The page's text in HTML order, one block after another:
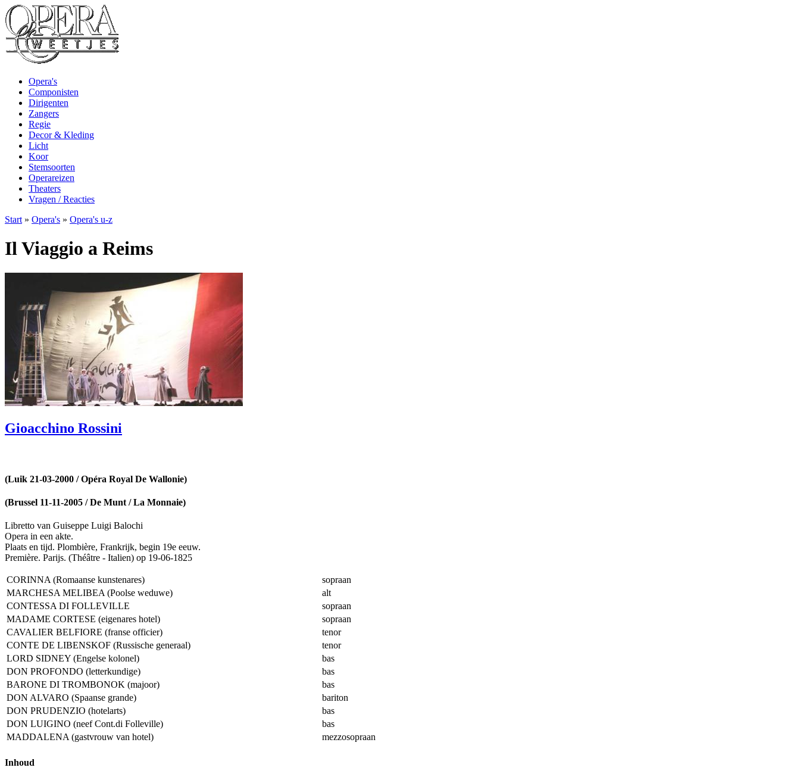
Opera's
Componisten
Dirigenten
Zangers
Regie
Decor & Kleding
Licht
Koor
Stemsoorten
Operareizen
Theaters
Vragen / Reacties
Start » Opera's » Opera's u-z
Il Viaggio a Reims
Gioacchino Rossini
(Luik 21-03-2000 / Opéra Royal De Wallonie)
(Brussel 11-11-2005 / De Munt / La Monnaie)
Libretto van Guiseppe Luigi Balochi
Opera in een akte.
Plaats en tijd. Plombière, Frankrijk, begin 19e eeuw.
Première. Parijs. (Théâtre - Italien) op 19-06-1825
CORINNA (Romaanse kunstenares)
sopraan
MARCHESA MELIBEA (Poolse weduwe)
alt
CONTESSA DI FOLLEVILLE
sopraan
MADAME CORTESE (eigenares hotel)
sopraan
CAVALIER BELFIORE (franse officier)
tenor
CONTE DE LIBENSKOF (Russische generaal)
tenor
LORD SIDNEY (Engelse kolonel)
bas
DON PROFONDO (letterkundige)
bas
BARONE DI TROMBONOK (majoor)
bas
DON ALVARO (Spaanse grande)
bariton
DON PRUDENZIO (hotelarts)
bas
DON LUIGINO (neef Cont.di Folleville)
bas
MADDALENA (gastvrouw van hotel)
mezzosopraan
Inhoud